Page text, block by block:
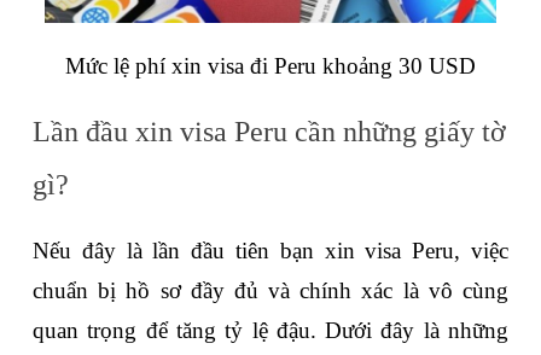
Mức lệ phí xin visa đi Peru khoảng 30 USD
Lần đầu xin visa Peru cần những giấy tờ
gì?
Nếu đây là lần đầu tiên bạn xin visa Peru, việc
chuẩn bị hồ sơ đầy đủ và chính xác là vô cùng
quan trọng để tăng tỷ lệ đậu. Dưới đây là những